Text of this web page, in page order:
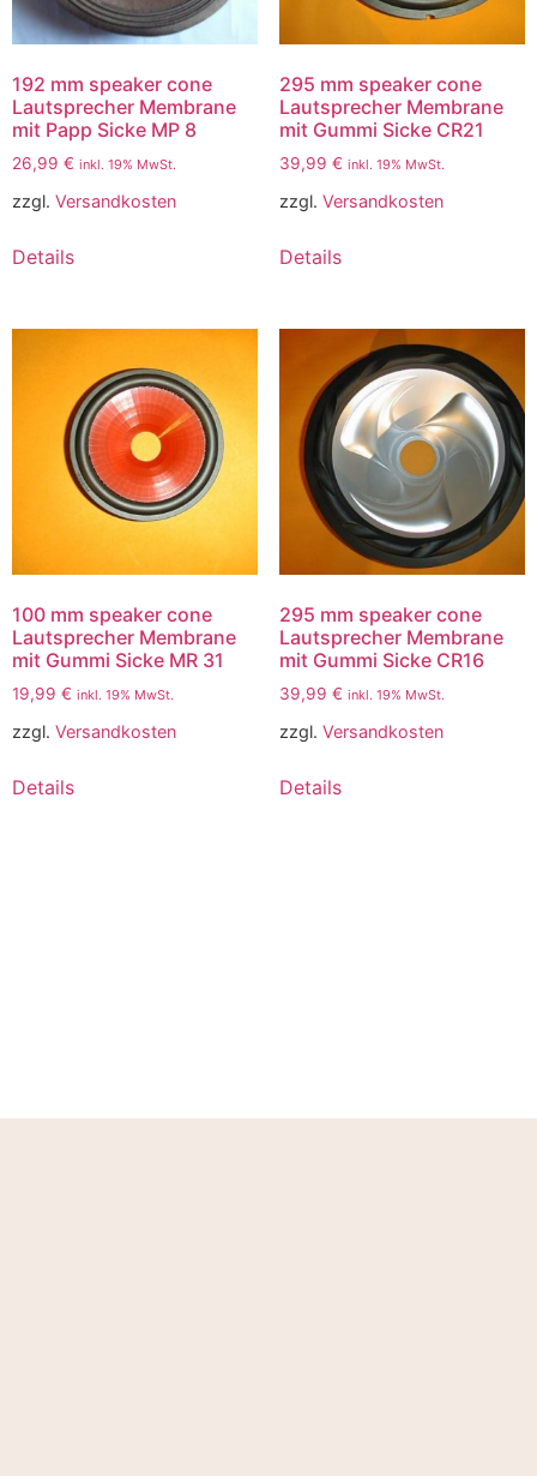
192 mm speaker cone
Lautsprecher Membrane
mit Papp Sicke MP 8
26,99 € inkl. 19% MwSt.
zzgl. Versandkosten
Details
295 mm speaker cone
Lautsprecher Membrane
mit Gummi Sicke CR21
39,99 € inkl. 19% MwSt.
zzgl. Versandkosten
Details
100 mm speaker cone
Lautsprecher Membrane
mit Gummi Sicke MR 31
19,99 € inkl. 19% MwSt.
zzgl. Versandkosten
Details
295 mm speaker cone
Lautsprecher Membrane
mit Gummi Sicke CR16
39,99 € inkl. 19% MwSt.
zzgl. Versandkosten
Details